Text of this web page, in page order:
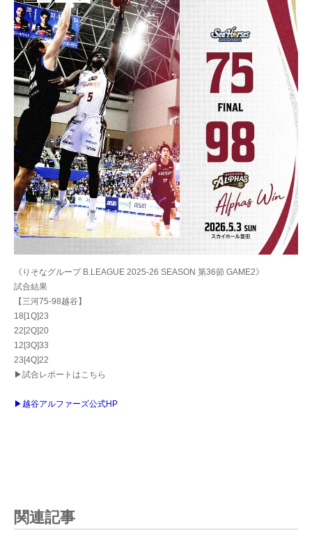
《りそなグループ B.LEAGUE 2025-26 SEASON 第36節 GAME2》
試合結果
【三河75-98越谷】
18[1Q]23
22[2Q]20
12[3Q]33
23[4Q]22
▶試合レポートはこちら
▶越谷アルファーズ公式HP
関連記事